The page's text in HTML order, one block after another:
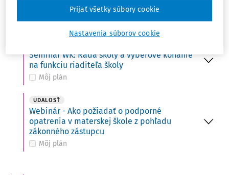
VÚDPaP: Kto z koho – ako udržať hranice
Môj plán
Seminár WK: Rada školy a výberové konanie
na funkciu riaditeľa školy
Môj plán
UDALOSŤ
Webinár - Ako požiadať o podporné
opatrenia v materskej škole z pohľadu
zákonného zástupcu
Môj plán
Nastavenia súborov cookie
Prijať všetky súbory cookie